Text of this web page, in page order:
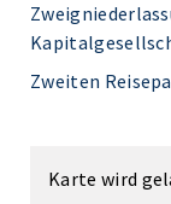
Zweiten
Karte wird